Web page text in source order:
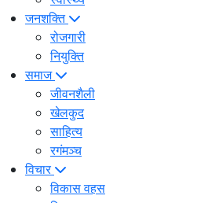
जनशक्ति
रोजगारी
नियुक्ति
समाज
जीवनशैली
खेलकुद
साहित्य
रगंमञ्च
विचार
विकास वहस